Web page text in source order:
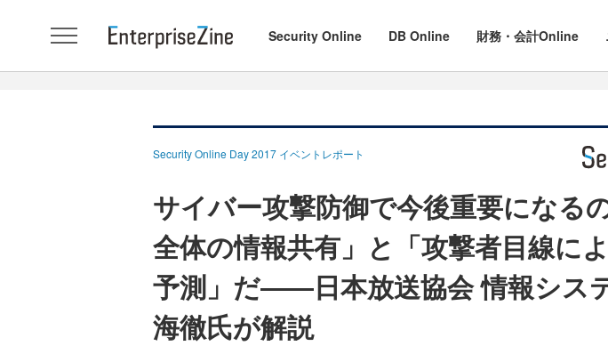
Security Online DB Online 財務・会計Online
Security Online Day 2017 イベントレポート
サイバー攻撃防御で今後重要になる
全体の情報共有」と「攻撃者目線に
予測」だ――日本放送協会 情報シス
海徹氏が解説